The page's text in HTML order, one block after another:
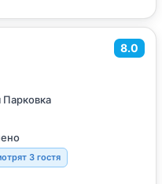
8.0
Парковка
3 гостя